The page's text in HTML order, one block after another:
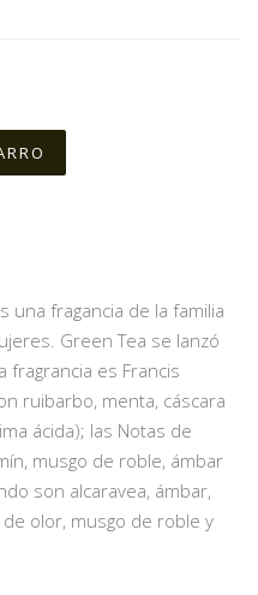
una fragancia de la familia
Green Tea se lanzó
fragrancia es Francis
ruibarbo, menta, cáscara
ácida); las Notas de
musgo de roble, ámbar
son alcaravea, ámbar,
de olor, musgo de roble y